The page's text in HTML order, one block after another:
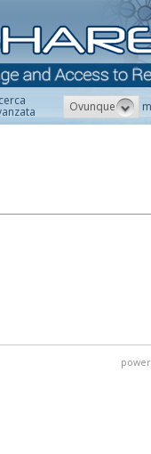
Ovunque